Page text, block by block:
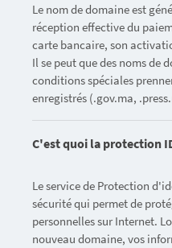
Le nom de domaine est
réception effective du
carte bancaire, son
Il se peut que des noms de
conditions spéciales
enregistrés (.gov.ma,
C'est quoi la protection
Le service de Protection
sécurité qui permet de
personnelles sur Internet.
nouveau domaine, vos